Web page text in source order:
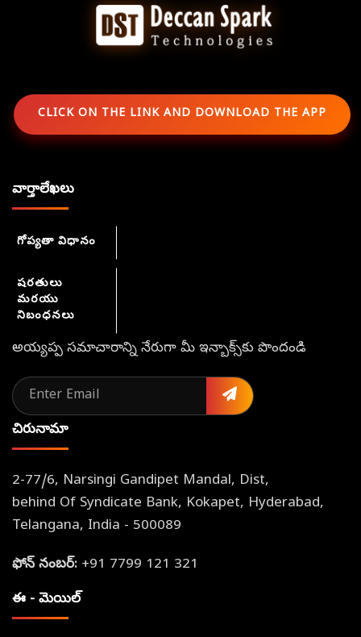
CLICK ON THE LINK AND DOWNLOAD THE APP
వార్తాలేఖలు
గోప్యతా విధానం
షరతులు
మరయు
నిబంధనలు
అయ్యప్ప సమాచారాన్ని నేరుగా మీ ఇన్బాక్స్‌కు పొందండి
చిరునామా
2-77/6, Narsingi Gandipet Mandal, Dist,
behind Of Syndicate Bank, Kokapet, Hyderabad,
Telangana, India - 500089
ఫోన్ నంబర్: +91 7799 121 321
ఈ - మెయిల్